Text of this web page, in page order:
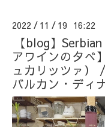
2022 / 11 / 19 16:22
【blog】
アワインの夕べ
ュカリッツァ）
バルカン・ディ